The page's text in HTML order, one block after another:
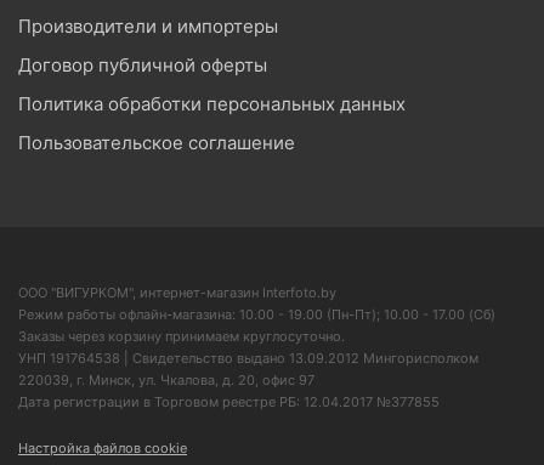
Производители и импортеры
Договор публичной оферты
Политика обработки персональных данных
Пользовательское соглашение
ООО "ВИГУРКОМ", интернет-магазин Interfoto.by
Режим работы офлайн-магазина: 10.00 - 19.00 (Пн-Пт); 10.00 - 17.00 (Сб)
Заказы через корзину принимаем круглосуточно.
УНП 191764538 | Свидетельство выдано 13.09.2012 Мингорисполком
220039, г. Минск, ул. Чкалова, д. 20, офис 97
Дата регистрации в Торговом реестре РБ: 12.04.2017 №377855
Настройка файлов cookie